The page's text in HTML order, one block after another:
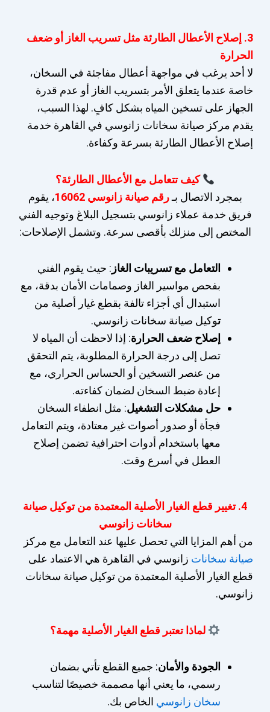
3. إصلاح الأعطال الطارئة مثل تسريب الغاز أو ضعف
الحرارة
لا أحد يرغب في مواجهة أعطال مفاجئة في السخان،
خاصة عندما يتعلق الأمر بتسريب الغاز أو عدم قدرة
الجهاز على تسخين المياه بشكل كافٍ. لهذا السبب،
يقدم مركز صيانة سخانات زانوسي في القاهرة خدمة
إصلاح الأعطال الطارئة بسرعة وكفاءة.
كيف تتعامل مع الأعطال الطارئة؟
بمجرد الاتصال بـرقم صيانة زانوسي 16062
، يقوم
فريق خدمة عملاء زانوسي بتسجيل البلاغ وتوجيه الفني
المختص إلى منزلك بأقصى سرعة. وتشمل الإصلاحات:
التعامل مع تسريبات الغاز : حيث يقوم الفني
بفحص مواسير الغاز وصمامات الأمان بدقة، مع
استبدال أي أجزاء تالفة بقطع غيار أصلية من
توكيل صيانة سخانات زانوسي.
إصلاح ضعف الحرارة: إذا لاحظت أن المياه لا
تصل إلى درجة الحرارة المطلوبة، يتم التحقق
من عنصر التسخين أو الحساس الحراري، مع
إعادة ضبط السخان لضمان كفاءته.
حل مشكلات التشغيل: مثل انطفاء السخان
فجأة أو صدور أصوات غير معتادة، ويتم التعامل
معها باستخدام أدوات احترافية تضمن إصلاح
العطل في أسرع وقت.
4. تغيير قطع الغيار الأصلية المعتمدة من توكيل صيانة
سخانات زانوسي
من أهم المزايا التي تحصل عليها عند التعامل مع مركز
صيانة سخانات زانوسي في القاهرة هي الاعتماد على
قطع الغيار الأصلية المعتمدة من توكيل صيانة سخانات
زانوسي.
لماذا تعتبر قطع الغيار الأصلية مهمة؟
الجودة والأمان: جميع القطع تأتي بضمان
رسمي، ما يعني أنها مصممة خصيصًا لتناسب
سخان زانوسي الخاص بك.